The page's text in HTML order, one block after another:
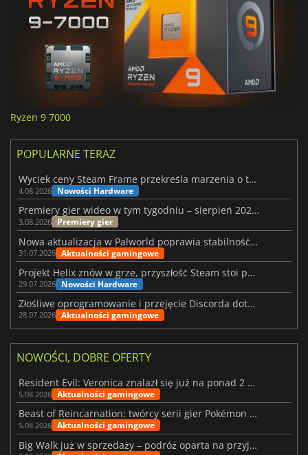
Ryzen 9 7000
POPULARNE TERAZ
Wyciek ceny Steam Frame przekreśla marzenia o tanim zestawie VR
4.08.2026 Nowości Hardware
Premiery gier wideo w tym tygodniu – sierpień 2026 r. (32. tydzień)
3.08.2026 Premiery gier
Nowa aktualizacja w Palworld poprawia stabilność Sunreach i walk z bossami
31.07.2026 Aktualności gamingowe
Projekt Helix znów w grze, przyszłość Steam stoi pod znakiem zapytania
29.07.2026 Nowości Hardware
Złośliwe oprogramowanie i przejęcie Discorda dotknęły Meccha Chameleon
28.07.2026 Aktualności gamingowe
NOWOŚCI, DOBRE OFERTY
Resident Evil: Veronica znalazł się już na ponad 2 milionach list życzeń
5.08.2026 Aktualności gamingowe
Beast of Reincarnation: twórcy serii gier Pokémon wkraczają na nową ścieżkę
5.08.2026 Aktualności gamingowe
Big Walk już w sprzedaży – podróż oparta na przyjaźni